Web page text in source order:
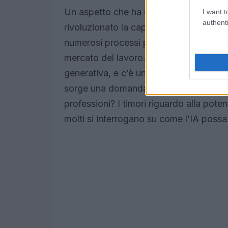
I want
Un aspetto che ha catturato
rivoluzionato la capacità di creare
numerosi processi produttivi. Questo
mercato del lavoro. Ad esempio, il
generativa, e c’è una crescente
sorge una domanda: quanto
professioni? I timori riguardo alla
molti si interrogano su come l’IA